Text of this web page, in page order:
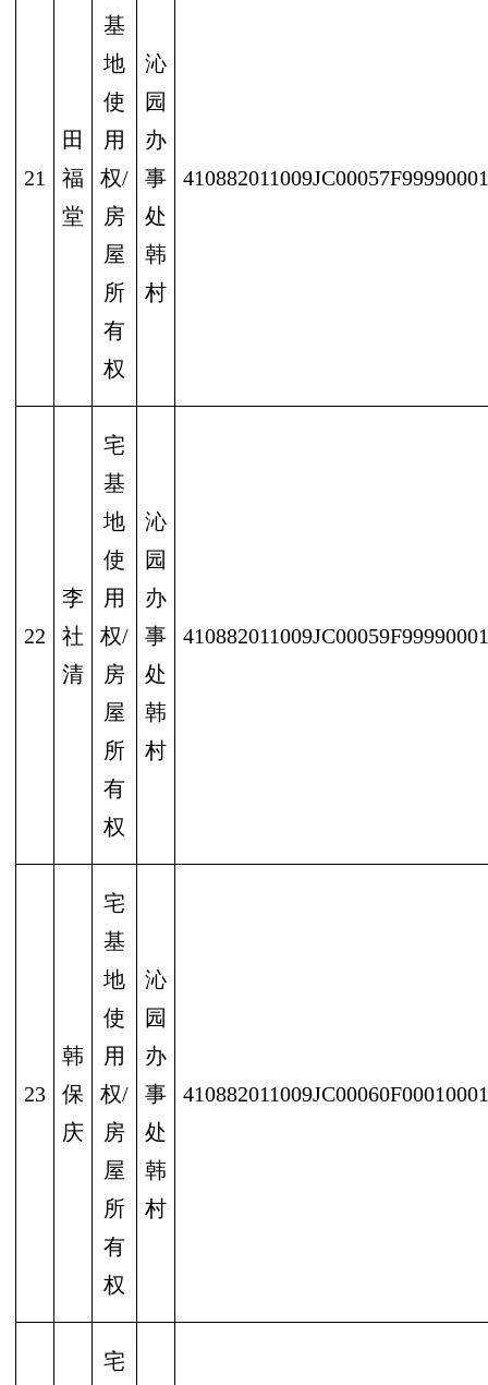
21
田
福
堂
基
地
使
用
权/
房
屋
所
有
权
沁
园
办
事
处
韩
村
410882011009JC00057F99990001
22
李
社
清
宅
基
地
使
用
权/
房
屋
所
有
权
沁
园
办
事
处
韩
村
410882011009JC00059F99990001
23
韩
保
庆
宅
基
地
使
用
权/
房
屋
所
有
权
沁
园
办
事
处
韩
村
410882011009JC00060F00010001
宅